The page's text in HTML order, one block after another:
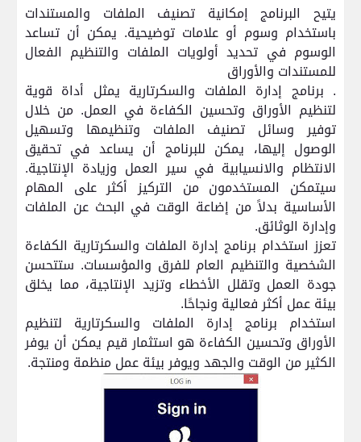
يتيح البرنامج إمكانية تصنيف الملفات والمستندات
باستخدام وسوم أو علامات توضيحية. يمكن أن تساعد
الوسوم في تحديد أولويات الملفات والتنظيم الفعال
للمستندات والأوراق
. برنامج إدارة الملفات والسكرتارية يمثل أداة قوية
لتنظيم الأوراق وتحسين الكفاءة في العمل. من خلال
توفير وسائل تصنيف الملفات وتنظيمها وتسهيل
الوصول إليها، يمكن للبرنامج أن يساعد في تحقيق
الانتظام والانسيابية في سير العمل وزيادة الإنتاجية.
سيتمكن المستخدمون من التركيز أكثر على المهام
الأساسية بدلاً من إضاعة الوقت في البحث عن الملفات
وإدارة الوثائق.
تعزز استخدام برنامج إدارة الملفات والسكرتارية الكفاءة
الشخصية والتنظيم العام للفرق والمؤسسات. ستتحسن
جودة العمل وتقلل الأخطاء وتزيد الإنتاجية، مما يخلق
بيئة عمل أكثر فعالية ونجاحًا.
استخدام برنامج إدارة الملفات والسكرتارية لتنظيم
الأوراق وتحسين الكفاءة هو استثمار قيم يمكن أن يوفر
الكثير من الوقت والجهد ويوفر بيئة عمل منظمة ومنتجة.